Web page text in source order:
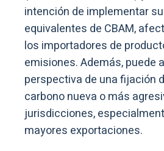
intención de implementar
equivalentes de CBAM,
los importadores de
emisiones. Además, puede
perspectiva de una fijación
carbono nueva o más
jurisdicciones,
mayores exportaciones.